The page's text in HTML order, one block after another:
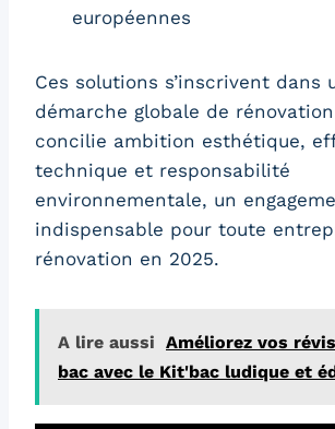
européennes
Ces solutions s’inscrivent dans
démarche globale de
concilie ambition esthétique,
technique et responsabilité
environnementale, un
indispensable pour toute
rénovation en 2025.
A lire aussi Améliorez vos
bac avec le Kit'bac ludique et